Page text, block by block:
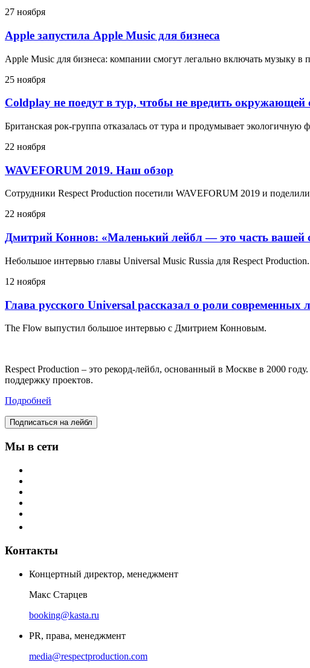
27 ноября
Apple запустила Apple Music для бизнеса
Apple Music для бизнеса: компании смогут легально включать музыку в
25 ноября
Coldplay не поедут в тур, чтобы не вредить окружающей
Британская рок-группа отказалась от тура и продумывает
22 ноября
WAVEFORUM 2019. Наш обзор
Сотрудники Respect Production посетили WAVEFORUM 2019 и
22 ноября
Дмитрий Коннов: «Маленький лейбл — это часть вашей
Небольшое интервью главы Universal Music Russia для Respect Production.
12 ноября
Глава русского Universal рассказал о роли современных
The Flow выпустил большое интервью с Дмитрием Конновым.
Respect Production – это рекорд-лейбл, основанный в Москве в 2000
поддержку проектов.
Подробней
Подписаться на лейбл
Мы в сети
Контакты
Концертный директор, менеджмент
Макс Старцев
booking@kasta.ru
PR, права, менеджмент
media@respectproduction.com